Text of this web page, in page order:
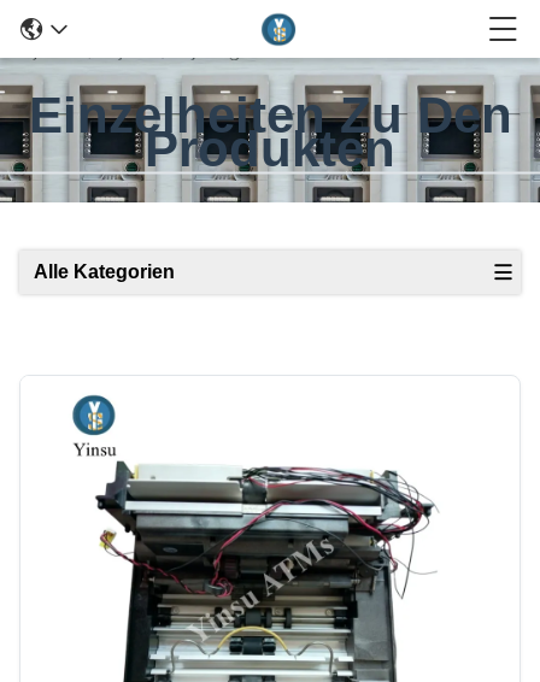
Einzelheiten Zu Den
Produkten
Alle Kategorien